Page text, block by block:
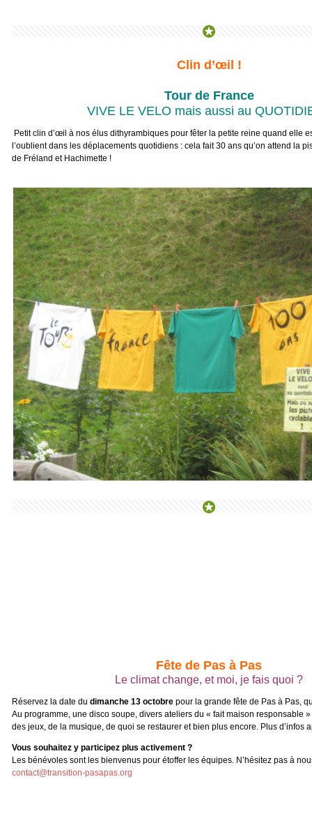
Clin d’œil !
Tour de France
VIVE LE VELO mais aussi au
Petit clin d’œil à nos élus dithyrambiques pour fêter la petite reine quand elle
l’oublient dans les déplacements quotidiens : cela fait 30 ans qu’on attend la
de Fréland et Hachimette !
Fête de Pas à Pas
Le climat change, et moi, je fais quoi ?
Réservez la date du dimanche 13 octobre pour la grande fête de Pas à Pas,
Au programme, une disco soupe, divers ateliers du « fait maison responsable
des jeux, de la musique, de quoi se restaurer et bien plus encore. Plus d’infos
Vous souhaitez y participez plus activement ?
Les bénévoles sont les bienvenus pour étoffer les équipes. N’hésitez pas à
contact@transition-pasapas.org